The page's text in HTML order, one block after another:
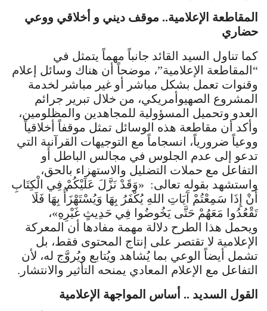
المقاطعة الإعلامية.. موقف ديني و أخلاقي ووعي
حضاري
كما تناول السيد القائد جانباً مهماً يتمثل في
“المقاطعة الإعلامية”، موضحاً أن هناك وسائل إعلام
وقنوات تعمل بشكل مباشر أو غير مباشر لخدمة
المشروع الصهيوأمريكي، من خلال تبرير جرائم
العدو وتحميل المسؤولية للمجاهدين والمظلومين،
وأكد أن مقاطعة هذه الوسائل تمثل موقفاً أخلاقياً
ووعياً ضرورياً، انسجاماً مع التوجيهات القرآنية التي
تدعو إلى عدم الجلوس في مجالس الباطل أو
التفاعل مع حملات التضليل والاستهزاء بالحق،
واستشهد بقوله تعالى: «وَقَدْ نَزَّلَ عَلَيْكُمْ فِي الْكِتَابِ
أَنْ إِذَا سَمِعْتُمْ آَيَاتِ اللهِ يُكْفَرُ بِهَا وَيُسْتَهْزَأُ بِهَا فَلَا
تَقْعُدُوا مَعَهُمْ حَتَّى يَخُوضُوا فِي حَدِيثٍ غَيْرِهِ»،
ويحمل هذا الطرح دلالة مهمة مفادها أن المعركة
الإعلامية لا تقتصر على إنتاج المحتوى فقط، بل
تشمل أيضاً الوعي بما يُشاهد ويُتابع ويُروَّج له، لأن
التفاعل مع الإعلام المعادي يمنحه التأثير والانتشار.
القول السديد .. أساس المواجهة الإعلامية